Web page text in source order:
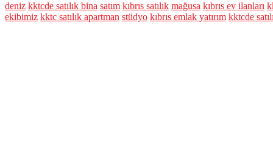
deniz kktcde satılık bina satım kıbrıs satılık mağusa kıbrıs ev ilanları
ekibimiz kktc satılık apartman stüdyo kıbrıs emlak yatırım kktcde